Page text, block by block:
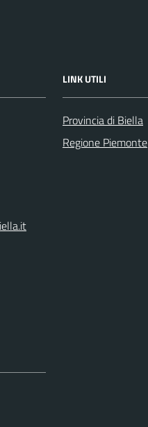
LINK UTILI
Provincia di Biella
Regione Piemonte